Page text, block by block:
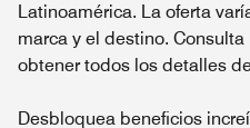
Latinoamérica. La oferta
marca y el destino.
obtener todos los detalles
Desbloquea beneficios